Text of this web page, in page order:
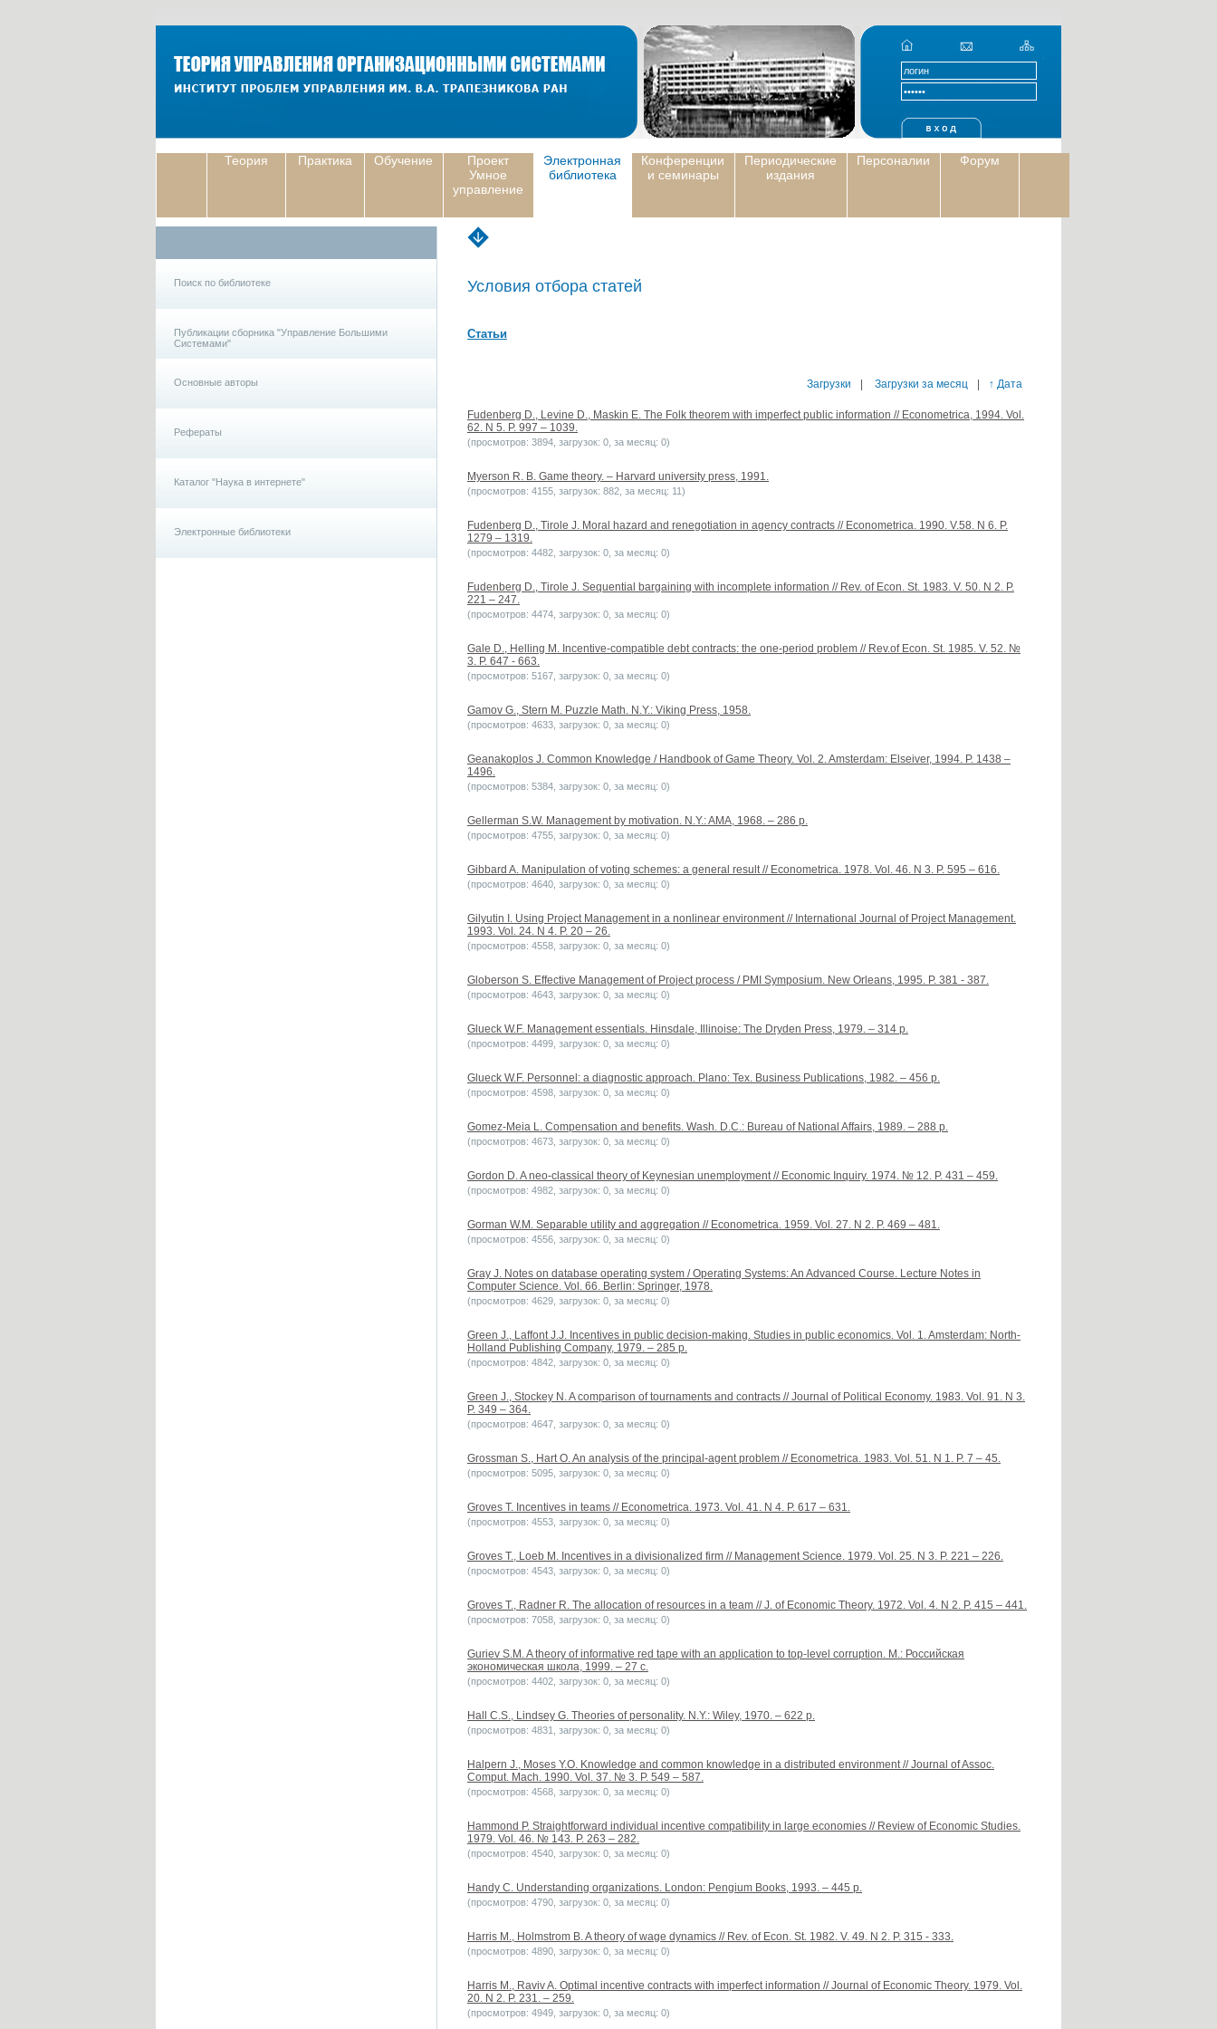
Теория Практика Обучение
Проект
Умное
управление
Электронная
библиотека
Конференции
и семинары
Периодические
издания
Персоналии Форум
Поиск по библиотеке
Публикации сборника "Управление Большими
Системами"
Основные авторы
Рефераты
Каталог "Наука в интернете"
Электронные библиотеки
Условия отбора статей
Статьи
Загрузки Загрузки за месяц ↑ Дата
Fudenberg D., Levine D., Maskin E. The Folk theorem with imperfect public information // Econometrica, 1994. Vol.
62. N 5. P. 997 – 1039.
(просмотров: 3894, загрузок: 0, за месяц: 0)
Myerson R. B. Game theory. – Harvard university press, 1991.
(просмотров: 4155, загрузок: 882, за месяц: 11)
Fudenberg D., Tirole J. Moral hazard and renegotiation in agency contracts // Econometrica. 1990. V.58. N 6. P.
1279 – 1319.
(просмотров: 4482, загрузок: 0, за месяц: 0)
Fudenberg D., Tirole J. Sequential bargaining with incomplete information // Rev. of Econ. St. 1983. V. 50. N 2. P.
221 – 247.
(просмотров: 4474, загрузок: 0, за месяц: 0)
Gale D., Helling M. Incentive-compatible debt contracts: the one-period problem // Rev.of Econ. St. 1985. V. 52. №
3. P. 647 - 663.
(просмотров: 5167, загрузок: 0, за месяц: 0)
Gamov G., Stern M. Puzzle Math. N.Y.: Viking Press, 1958.
(просмотров: 4633, загрузок: 0, за месяц: 0)
Geanakoplos J. Common Knowledge / Handbook of Game Theory. Vol. 2. Amsterdam: Elseiver, 1994. P. 1438 –
1496.
(просмотров: 5384, загрузок: 0, за месяц: 0)
Gellerman S.W. Management by motivation. N.Y.: AMA, 1968. – 286 p.
(просмотров: 4755, загрузок: 0, за месяц: 0)
Gibbard A. Manipulation of voting schemes: a general result // Econometrica. 1978. Vol. 46. N 3. P. 595 – 616.
(просмотров: 4640, загрузок: 0, за месяц: 0)
Gilyutin I. Using Project Management in a nonlinear environment // International Journal of Project Management.
1993. Vol. 24. N 4. P. 20 – 26.
(просмотров: 4558, загрузок: 0, за месяц: 0)
Globerson S. Effective Management of Project process / PMI Symposium. New Orleans, 1995. P. 381 - 387.
(просмотров: 4643, загрузок: 0, за месяц: 0)
Glueck W.F. Management essentials. Hinsdale, Illinoise: The Dryden Press, 1979. – 314 p.
(просмотров: 4499, загрузок: 0, за месяц: 0)
Glueck W.F. Personnel: a diagnostic approach. Plano: Tex. Business Publications, 1982. – 456 p.
(просмотров: 4598, загрузок: 0, за месяц: 0)
Gomez-Meia L. Compensation and benefits. Wash. D.C.: Bureau of National Affairs, 1989. – 288 p.
(просмотров: 4673, загрузок: 0, за месяц: 0)
Gordon D. A neo-classical theory of Keynesian unemployment // Economic Inquiry. 1974. № 12. P. 431 – 459.
(просмотров: 4982, загрузок: 0, за месяц: 0)
Gorman W.M. Separable utility and aggregation // Econometrica. 1959. Vol. 27. N 2. P. 469 – 481.
(просмотров: 4556, загрузок: 0, за месяц: 0)
Gray J. Notes on database operating system / Operating Systems: An Advanced Course. Lecture Notes in
Computer Science. Vol. 66. Berlin: Springer, 1978.
(просмотров: 4629, загрузок: 0, за месяц: 0)
Green J., Laffont J.J. Incentives in public decision-making. Studies in public economics. Vol. 1. Amsterdam: North-
Holland Publishing Company, 1979. – 285 p.
(просмотров: 4842, загрузок: 0, за месяц: 0)
Green J., Stockey N. A comparison of tournaments and contracts // Journal of Political Economy. 1983. Vol. 91. N 3.
P. 349 – 364.
(просмотров: 4647, загрузок: 0, за месяц: 0)
Grossman S., Hart O. An analysis of the principal-agent problem // Econometrica. 1983. Vol. 51. N 1. P. 7 – 45.
(просмотров: 5095, загрузок: 0, за месяц: 0)
Groves T. Incentives in teams // Econometrica. 1973. Vol. 41. N 4. P. 617 – 631.
(просмотров: 4553, загрузок: 0, за месяц: 0)
Groves T., Loeb M. Incentives in a divisionalized firm // Management Science. 1979. Vol. 25. N 3. P. 221 – 226.
(просмотров: 4543, загрузок: 0, за месяц: 0)
Groves T., Radner R. The allocation of resources in a team // J. of Economic Theory. 1972. Vol. 4. N 2. P. 415 – 441.
(просмотров: 7058, загрузок: 0, за месяц: 0)
Guriev S.M. A theory of informative red tape with an application to top-level corruption. М.: Российская
экономическая школа, 1999. – 27 с.
(просмотров: 4402, загрузок: 0, за месяц: 0)
Hall C.S., Lindsey G. Theories of personality. N.Y.: Wiley, 1970. – 622 p.
(просмотров: 4831, загрузок: 0, за месяц: 0)
Halpern J., Moses Y.O. Knowledge and common knowledge in a distributed environment // Journal of Assoc.
Comput. Mach. 1990. Vol. 37. № 3. P. 549 – 587.
(просмотров: 4568, загрузок: 0, за месяц: 0)
Hammond P. Straightforward individual incentive compatibility in large economies // Review of Economic Studies.
1979. Vol. 46. № 143. P. 263 – 282.
(просмотров: 4540, загрузок: 0, за месяц: 0)
Handy C. Understanding organizations. London: Pengium Books, 1993. – 445 p.
(просмотров: 4790, загрузок: 0, за месяц: 0)
Harris M., Holmstrom B. A theory of wage dynamics // Rev. of Econ. St. 1982. V. 49. N 2. P. 315 - 333.
(просмотров: 4890, загрузок: 0, за месяц: 0)
Harris M., Raviv A. Optimal incentive contracts with imperfect information // Journal of Economic Theory. 1979. Vol.
20. N 2. P. 231. – 259.
(просмотров: 4949, загрузок: 0, за месяц: 0)